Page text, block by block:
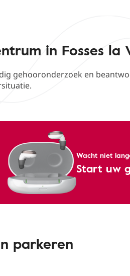
in Fosses la
gehooronderzoek en
Wacht niet
Start uw
parkeren